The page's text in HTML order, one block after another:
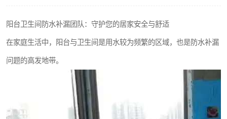
阳台卫生间防水补漏团队：守护您的居家安全与舒适
在家庭生活中，阳台与卫生间是用水较为频繁的区域，也是防水补漏
问题的高发地带。